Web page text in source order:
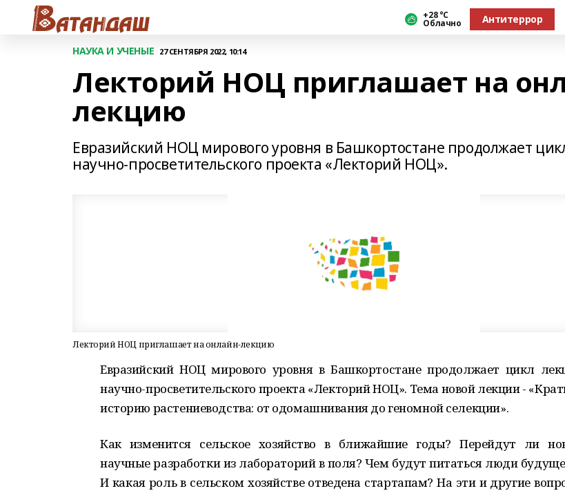
+28 °С
Облачно Антитеррор
НАУКА И УЧЕНЫЕ 27 СЕНТЯБРЯ 2022, 10:14
Лекторий НОЦ приглашает на
лекцию
Евразийский НОЦ мирового уровня в Башкортостане продолжает
научно-просветительского проекта «Лекторий НОЦ».
Лекторий НОЦ приглашает на онлайн-лекцию
ЕвразийскийНОЦ мирового уровня в Башкортостанепродолжает цикл
научно-просветительского проекта «Лекторий НОЦ». Тема новой лекции -
историю растениеводства: от одомашнивания до геномной селекции».
Как изменится сельское хозяйство в ближайшие годы? Перейдут ли
научные разработки из лабораторий в поля? Чем будут питаться люди
И какая роль в сельском хозяйстве отведена стартапам?На эти и другие